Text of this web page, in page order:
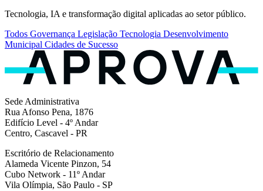
Tecnologia, IA e transformação digital aplicadas ao setor público.
Todos Governança Legislação Tecnologia Desenvolvimento
Municipal Cidades de Sucesso
Sede Administrativa
Rua Afonso Pena, 1876
Edifício Level - 4º Andar
Centro, Cascavel - PR
Escritório de Relacionamento
Alameda Vicente Pinzon, 54
Cubo Network - 11º Andar
Vila Olímpia, São Paulo - SP